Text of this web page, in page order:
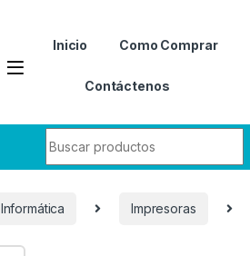
Inicio Como Comprar
Contáctenos
Informática Impresoras